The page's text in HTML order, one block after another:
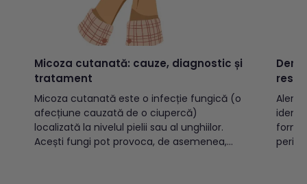
Micoza cutanată: cauze, diagnostic și
tratament
Micoza cutanată este o infecție fungică (o
afecțiune cauzată de o ciupercă)
localizată la nivelul pielii sau al unghiilor.
Acești fungi pot provoca, de asemenea,